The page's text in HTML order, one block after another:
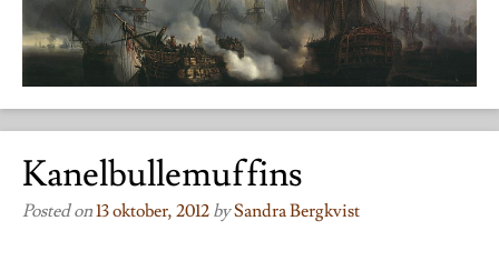
Kanelbullemuffins
Posted on13 oktober, 2012 bySandra Bergkvist